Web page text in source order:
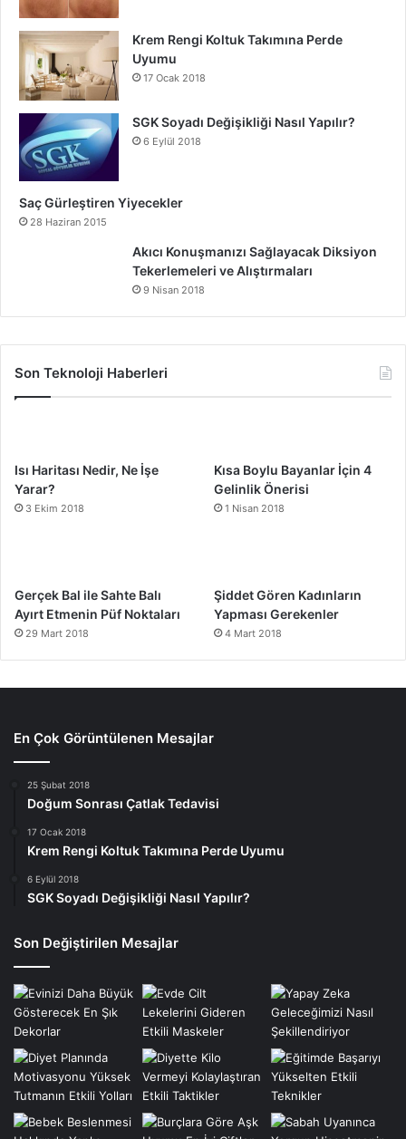
Krem Rengi Koltuk Takımına Perde
Uyumu
17 Ocak 2018
SGK Soyadı Değişikliği Nasıl Yapılır?
6 Eylül 2018
Saç Gürleştiren Yiyecekler
28 Haziran 2015
Akıcı Konuşmanızı Sağlayacak Diksiyon
Tekerlemeleri ve Alıştırmaları
9 Nisan 2018
Son Teknoloji Haberleri
Isı Haritası Nedir, Ne İşe
Yarar?
3 Ekim 2018
Kısa Boylu Bayanlar İçin 4
Gelinlik Önerisi
1 Nisan 2018
Gerçek Bal ile Sahte Balı
Ayırt Etmenin Püf Noktaları
29 Mart 2018
Şiddet Gören Kadınların
Yapması Gerekenler
4 Mart 2018
En Çok Görüntülenen Mesajlar
25 Şubat 2018
Doğum Sonrası Çatlak Tedavisi
17 Ocak 2018
Krem Rengi Koltuk Takımına Perde Uyumu
6 Eylül 2018
SGK Soyadı Değişikliği Nasıl Yapılır?
Son Değiştirilen Mesajlar